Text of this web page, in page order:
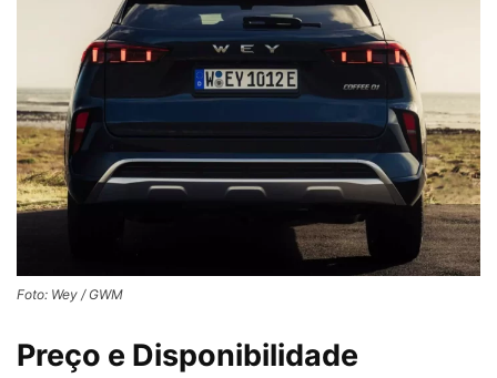
Foto: Wey / GWM
Preço e Disponibilidade